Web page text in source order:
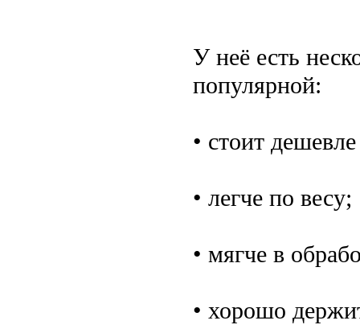
У неё есть
популярной:
• стоит
• легче по весу;
• мягче в
• хорошо